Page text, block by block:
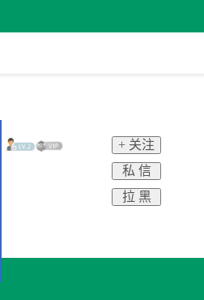
+ 关注
私 信
拉 黑